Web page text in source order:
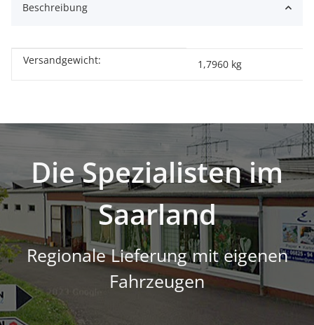
Beschreibung
Produkteigenschaft
Wert
Versandgewicht: 1,7960 kg
Die Spezialisten im
Saarland
Regionale Lieferung mit eigenen
Fahrzeugen